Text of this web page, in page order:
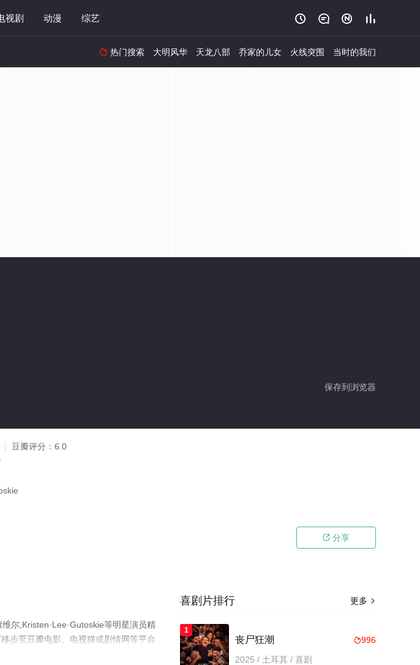
视剧 动漫 综艺    
 热门搜索 大明风华 天龙八部 乔家的儿女 火线突围 当时的我们
保存到浏览器
豆瓣评分： 6.0
 分享
尔,Kristen·Lee·Gutoskie等明星演员精
步至豆瓣电影、电视猫或剧情网等平台
更多 
喜剧片排行
1
996
丧尸狂潮
2025 / 土耳其 / 喜剧